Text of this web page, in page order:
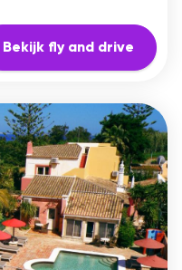
Bekijk fly and drive